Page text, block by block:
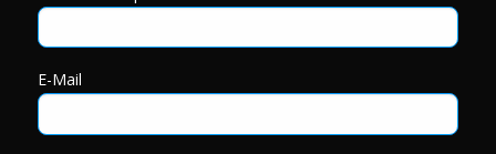
E-Mail